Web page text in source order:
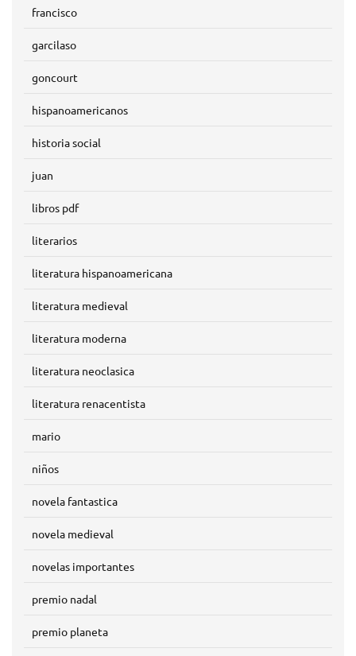
francisco
garcilaso
goncourt
hispanoamericanos
historia social
juan
libros pdf
literarios
literatura hispanoamericana
literatura medieval
literatura moderna
literatura neoclasica
literatura renacentista
mario
niños
novela fantastica
novela medieval
novelas importantes
premio nadal
premio planeta